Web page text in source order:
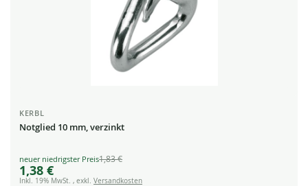
KERBL
Notglied 10 mm, verzinkt
Special
Price
1,38 €
1,83 €
Inkl. 19% MwSt. , exkl. Versandkosten